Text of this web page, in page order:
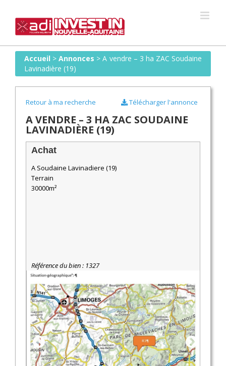
content
Accueil >Annonces >A vendre – 3 ha ZAC Soudaine
Lavinadière (19)
Retour à ma recherche
A VENDRE – 3 HA ZAC SOUDAINE
LAVINADIÈRE (19)
Télécharger l'annonce
Achat
A Soudaine Lavinadiere (19)
Terrain
30000m²
Référence du bien : 1327